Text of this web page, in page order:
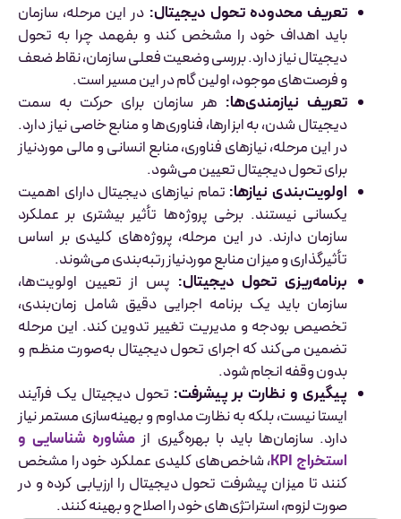
تعریف محدوده تحول دیجیتال: در این مرحله، سازمان
باید اهداف خود را مشخص کند و بفهمد چرا به تحول
دیجیتال نیاز دارد. بررسی وضعیت فعلی سازمان، نقاط ضعف
و فرصت‌های موجود، اولین گام در این مسیر است.
تعریف نیازمندی‌ها: هر سازمان برای حرکت به سمت
دیجیتال شدن، به ابزارها، فناوری‌ها و منابع خاصی نیاز دارد.
در این مرحله، نیازهای فناوری، منابع انسانی و مالی موردنیاز
برای تحول دیجیتال تعیین می‌شود.
اولویت‌بندی نیازها: تمام نیازهای دیجیتال دارای اهمیت
یکسانی نیستند. برخی پروژه‌ها تأثیر بیشتری بر عملکرد
سازمان دارند. در این مرحله، پروژه‌های کلیدی بر اساس
تأثیرگذاری و میزان منابع موردنیاز رتبه‌بندی می‌شوند.
برنامه‌ریزی تحول دیجیتال:پس از تعیین اولویت‌ها،
سازمان باید یک برنامه اجرایی دقیق شامل زمان‌بندی،
تخصیص بودجه و مدیریت تغییر تدوین کند. این مرحله
تضمین می‌کند که اجرای تحول دیجیتال به‌صورت منظم و
بدون وقفه انجام شود.
پیگیری و نظارت بر پیشرفت:تحول دیجیتال یک فرآیند
ایستا نیست، بلکه به نظارت مداوم و بهینه‌سازی مستمر نیاز
دارد. سازمان‌ها باید با بهره‌گیری از مشاوره شناسایی و
استخراج KPI
، شاخص‌های کلیدی عملکرد خود را مشخص
کنند تا میزان پیشرفت تحول دیجیتال را ارزیابی کرده و در
صورت لزوم، استراتژی‌های خود را اصلاح و بهینه کنند.